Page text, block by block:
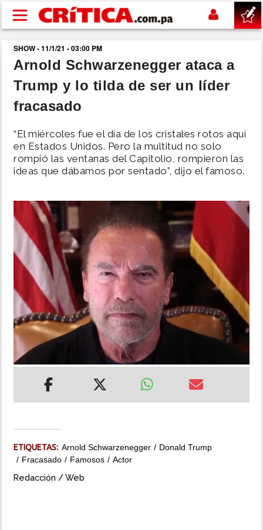
Pasar al contenido principal
buscar
SUCESOS
POLÍTICA
DEPORTES
MUNDO
INSÓLITAS
MULTIMEDIA
IMPRESO
SHOW - 11/1/21 - 03:00 PM
Arnold Schwarzenegger ataca a
Trump y lo tilda de ser un líder
fracasado
“El miércoles fue el día de los cristales rotos aquí
en Estados Unidos. Pero la multitud no solo
rompió las ventanas del Capitolio, rompieron las
ideas que dábamos por sentado”, dijo el famoso.
ETIQUETAS: Arnold Schwarzenegger
Donald Trump
Fracasado
Famosos Actor
Redacción / Web